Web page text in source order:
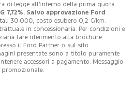
di legge all'interno della prima quota
7,72%. Salvo approvazione Ford
30.000, costo esubero 0,2 €/km.
in concessionaria. Per condizioni e
fare riferimento alla brochure
il Ford Partner o sul sito
presentate sono a titolo puramente
accessori a pagamento. Messaggio